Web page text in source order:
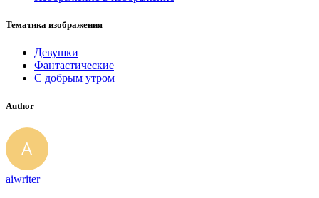
Тематика изображения
Девушки
Фантастические
С добрым утром
Author
aiwriter